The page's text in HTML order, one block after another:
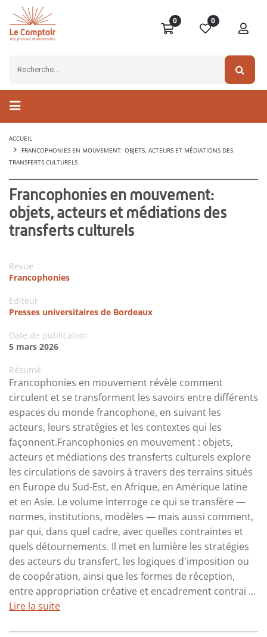
0 0
ACCUEIL
FRANCOPHONIES EN MOUVEMENT: OBJETS, ACTEURS ET MÉDIATIONS DES
TRANSFERTS CULTURELS
Francophonies en mouvement:
objets, acteurs et médiations des
transferts culturels
Revue
Francophonies
Editeur
Presses universitaires de Bordeaux
Date de publication
5 mars 2026
Résumé
Francophonies en mouvement révèle comment
circulent et se transforment les savoirs entre différents
espaces du monde francophone, en suivant les
acteurs, leurs stratégies et les contextes qui les
façonnent.Francophonies en mouvement : objets,
acteurs et médiations des transferts culturels explore
les circulations de savoirs à travers des terrains situés
en Europe du Sud-Est, en Afrique, en Amérique latine
et en Asie. Le volume interroge ce qui se transfère —
normes, institutions, modèles — mais aussi comment,
par qui, dans quel cadre, avec quelles contraintes et
quels détournements. Il met en lumière les stratégies
des acteurs du transfert, les logiques d'imposition ou
de coopération, ainsi que les formes de réception,
entre appropriation créative et encadrement contrai ...
Lire la suite